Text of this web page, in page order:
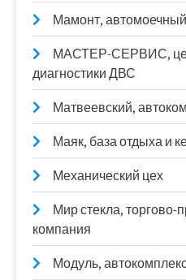
Мамонт,
МАСТЕР-СЕРВИС,
диагностики ДВС
Матвеевский,
Маяк, база отдыха и
Механический цех
Мир стекла, торгово-
компания
Модуль,